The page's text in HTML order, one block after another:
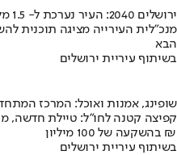
ירושלים 2040: העיר נערכת ל- 1.5 מליון תושבים
מנכ"לית העירייה מציגה תוכנית
הבא
בשיתוף עיריית ירושלים
שופינג, אמנות ואוכל: המרכז
קפיצה קטנה לחו"ל: טיילת חדשה,
בהשקעה של 100 מיליון ₪
בשיתוף עיריית ירושלים